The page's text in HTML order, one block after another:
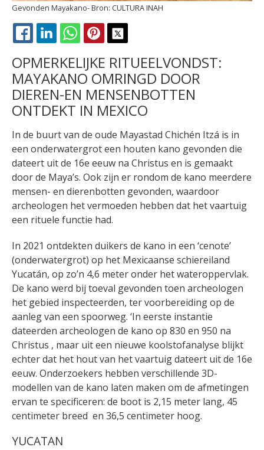
Gevonden Mayakano CULTURA INAH
FACEBOOK
LINKEDINWHATSAPPPINTEREST
OPMERKELIJKE RITUEELVONDST:
MAYAKANO OMRINGD DOOR
DIEREN-EN MENSENBOTTEN
ONTDEKT IN MEXICO
In de buurt van de oude Mayastad Chichén Itzá is in
een onderwatergrot een houten kano gevonden die
dateert uit de 16e eeuw na Christus en is gemaakt
door de Maya’s. Ook zijn er rondom de kano meerdere
mensen- en dierenbotten gevonden, waardoor
archeologen het vermoeden hebben dat het vaartuig
een rituele functie had.
In 2021 ontdekten duikers de kano in een ‘cenote’
(onderwatergrot) op het Mexicaanse schiereiland
Yucatán, op zo’n 4,6 meter onder het wateroppervlak.
De kano werd bij toeval gevonden toen archeologen
het gebied inspecteerden, ter voorbereiding op de
aanleg van een spoorweg. ‘In eerste instantie
dateerden archeologen de kano op 830 en 950 na
Christus , maar uit een nieuwe koolstofanalyse blijkt
echter dat het hout van het vaartuig dateert uit de 16e
eeuw. Onderzoekers hebben verschillende 3D-
modellen van de kano laten maken om de afmetingen
ervan te specificeren: de boot is 2,15 meter lang, 45
centimeter breed en 36,5 centimeter hoog.
YUCATAN